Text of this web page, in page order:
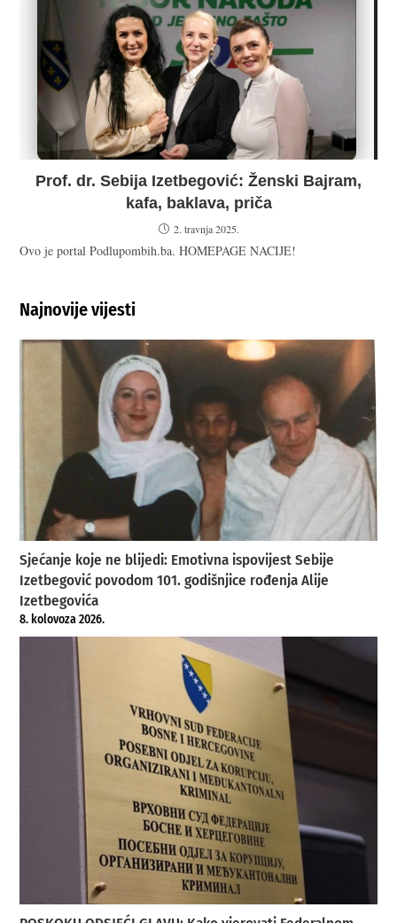
Prof. dr. Sebija Izetbegović: Ženski Bajram,
kafa, baklava, priča
2. travnja 2025.
Ovo je portal Podlupombih.ba. HOMEPAGE NACIJE!
Najnovije vijesti
Sjećanje koje ne blijedi: Emotivna ispovijest Sebije
Izetbegović povodom 101. godišnjice rođenja Alije
Izetbegovića
8. kolovoza 2026.